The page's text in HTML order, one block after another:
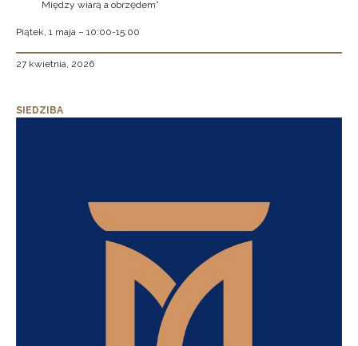
Między wiarą a obrzędem”
Piątek, 1 maja – 10:00-15:00
27 kwietnia, 2026
SIEDZIBA